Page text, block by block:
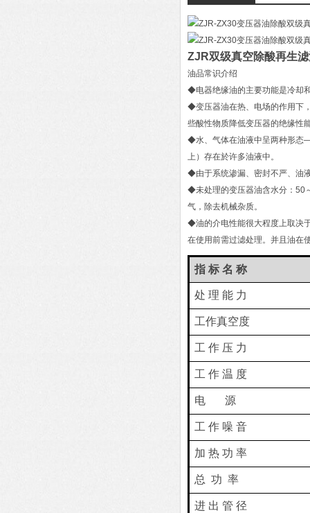
ZJR双级真空除酸再生
油品常识介绍
◆电器绝缘油的主要功能是冷却
◆变压器油在热、电场的作用下
些酸性物质降低变压器的绝缘性
◆水、气体在油液中呈两种形态
上）存在於许多油液中。
◆由于系统渗漏、密封不严、油
◆未处理的变压器油含水分：50
气，除去机械杂质。
◆油的介电性能很大程度上取决
在使用前需过滤处理。并且油在
指 标 名 称
处 理 能 力
工作真空度
工 作 压 力
工 作 温 度
电 源
工 作 噪 音
加 热 功 率
总 功 率
进 出 管 径